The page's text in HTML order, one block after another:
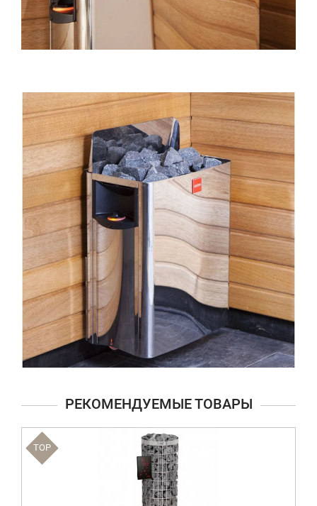
РЕКОМЕНДУЕМЫЕ ТОВАРЫ
TOP